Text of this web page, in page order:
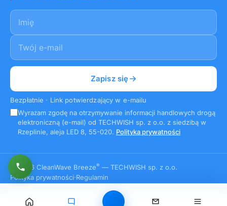
Imię
E-mail
Zapisz się
Bezpłatnie · Link potwierdzający w e-mailu
Wyrażam zgodę na otrzymywanie informacji handlowych drogą
elektroniczną (e-mail) od TECHWISH sp. z o.o. z siedzibą w
Rzeplinie, aleja LED 8, 55-020. Polityka prywatności
© 2026 CleanWave Breeze® — TECHWISH sp. z o.o.
Polityka prywatności·Regulamin